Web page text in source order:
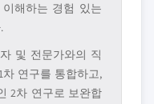
해하는 경험 있는
및 전문가와의 직
연구를 통합하고,
2차 연구로 보완합